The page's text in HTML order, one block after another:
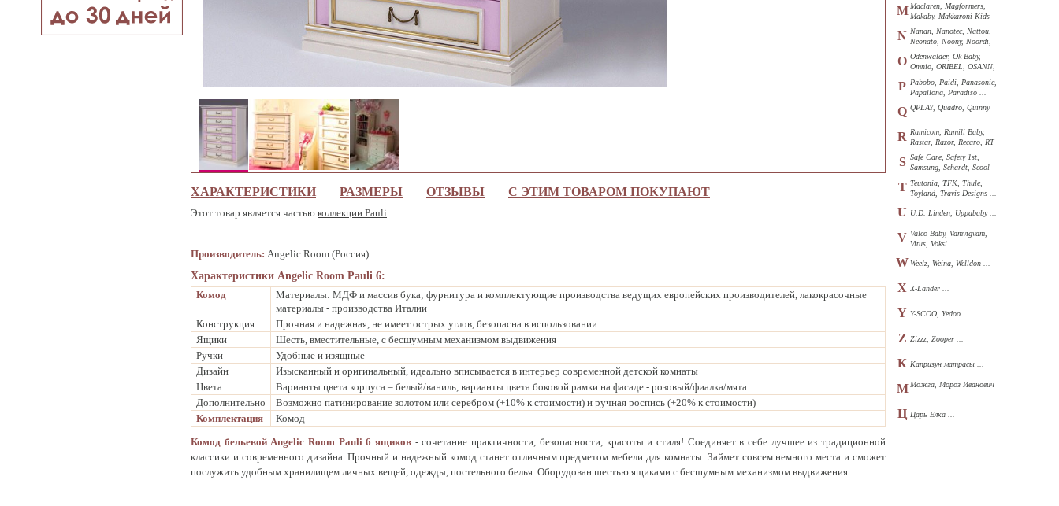
ХАРАКТЕРИСТИКИ РАЗМЕРЫ ОТЗЫВЫ С ЭТИМ ТОВАРОМ ПОКУПАЮТ
Этот товар является частью коллекции Pauli
Производитель: Angelic Room (Россия)
Характеристики Angelic Room Pauli 6:
Комод
Материалы: МДФ и массив бука; фурнитура и комплектующие производства ведущих европейских производителей, лакокрасочные
материалы - производства Италии
Конструкция
Прочная и надежная, не имеет острых углов, безопасна в использовании
Ящики
Шесть, вместительные, с бесшумным механизмом выдвижения
Ручки
Удобные и изящные
Дизайн
Изысканный и оригинальный, идеально вписывается в интерьер современной детской комнаты
Цвета
Варианты цвета корпуса – белый/ваниль, варианты цвета боковой рамки на фасаде - розовый/фиалка/мята
Дополнительно
Возможно патинирование золотом или серебром (+10% к стоимости) и ручная роспись (+20% к стоимости)
Комплектация
Комод
Комод бельевой Angelic Room Pauli 6 ящиков - сочетание практичности, безопасности, красоты и стиля! Соединяет в себе лучшее из традиционной
классики и современного дизайна. Прочный и надежный комод станет отличным предметом мебели для комнаты. Займет совсем немного места и сможет
послужить удобным хранилищем личных вещей, одежды, постельного белья. Оборудован шестью ящиками с бесшумным механизмом выдвижения.
M Maclaren, Magformers,
Makaby, Makkaroni Kids
N Nanan, Nanotec, Nattou,
Neonato, Noony, Noordi,
O Odenwalder, Ok Baby,
Omnio, ORIBEL, OSANN,
P Pabobo, Paidi, Panasonic,
Papallona, Paradiso ...
Q QPLAY, Quadro, Quinny
R Ramicom, Ramili Baby,
Rastar, Razor, Recaro, RT
S Safe Care, Safety 1st,
Samsung, Schardt, Scool
T Teutonia, TFK, Thule,
Toyland, Travis Designs ...
U U.D. Linden, Uppababy ...
V Valco Baby, Vamvigvam,
Vitus, Voksi ...
WWeelz, Weina, Welldon ...
X X-Lander ...
Y Y-SCOO, Yedoo ...
Z Zizzz, Zooper ...
К Капризун матрасы ...
М Можга, Мороз Иванович
Ц Царь Елка ...